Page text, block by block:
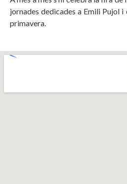
jornades dedicades a Emili Pujol
primavera.